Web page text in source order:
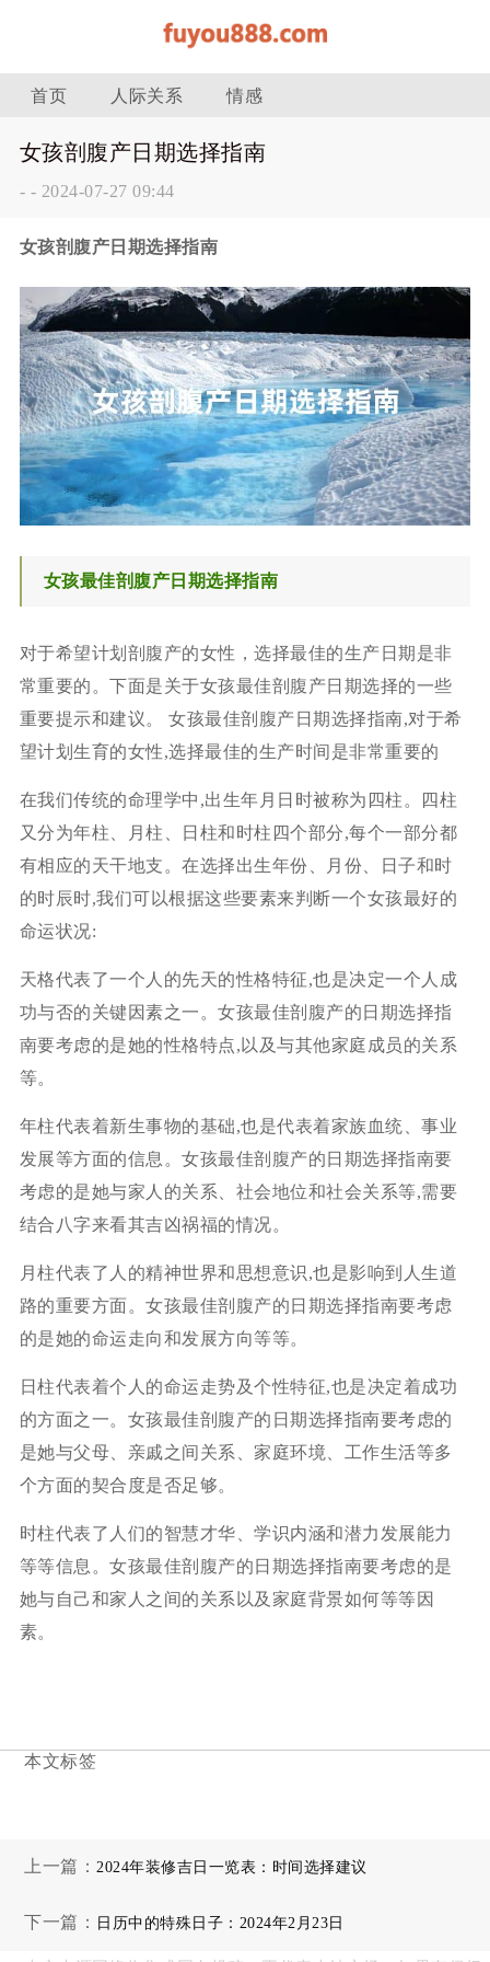
首页 人际关系 情感
女孩剖腹产日期选择指南
- - 2024-07-27 09:44
女孩剖腹产日期选择指南
女孩最佳剖腹产日期选择指南
对于希望计划剖腹产的女性，选择最佳的生产日期是非
常重要的。下面是关于女孩最佳剖腹产日期选择的一些
重要提示和建议。 女孩最佳剖腹产日期选择指南,对于希
望计划生育的女性,选择最佳的生产时间是非常重要的
在我们传统的命理学中,出生年月日时被称为四柱。四柱
又分为年柱、月柱、日柱和时柱四个部分,每个一部分都
有相应的天干地支。在选择出生年份、月份、日子和时
的时辰时,我们可以根据这些要素来判断一个女孩最好的
命运状况:
天格代表了一个人的先天的性格特征,也是决定一个人成
功与否的关键因素之一。女孩最佳剖腹产的日期选择指
南要考虑的是她的性格特点,以及与其他家庭成员的关系
等。
年柱代表着新生事物的基础,也是代表着家族血统、事业
发展等方面的信息。女孩最佳剖腹产的日期选择指南要
考虑的是她与家人的关系、社会地位和社会关系等,需要
结合八字来看其吉凶祸福的情况。
月柱代表了人的精神世界和思想意识,也是影响到人生道
路的重要方面。女孩最佳剖腹产的日期选择指南要考虑
的是她的命运走向和发展方向等等。
日柱代表着个人的命运走势及个性特征,也是决定着成功
的方面之一。女孩最佳剖腹产的日期选择指南要考虑的
是她与父母、亲戚之间关系、家庭环境、工作生活等多
个方面的契合度是否足够。
时柱代表了人们的智慧才华、学识内涵和潜力发展能力
等等信息。女孩最佳剖腹产的日期选择指南要考虑的是
她与自己和家人之间的关系以及家庭背景如何等等因
素。
本文标签
上一篇： 2024年装修吉日一览表：时间选择建议
下一篇： 日历中的特殊日子：2024年2月23日